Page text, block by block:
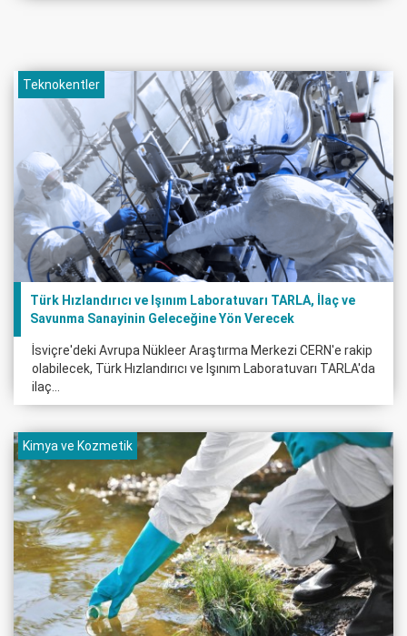
Teknokentler
Türk Hızlandırıcı ve Işınım Laboratuvarı TARLA, İlaç ve
Savunma Sanayinin Geleceğine Yön Verecek
İsviçre'deki Avrupa Nükleer Araştırma Merkezi CERN'e rakip
olabilecek, Türk Hızlandırıcı ve Işınım Laboratuvarı TARLA'da
ilaç...
Kimya ve Kozmetik